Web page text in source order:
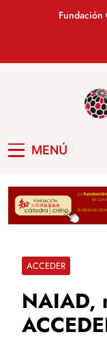
Fundación
MENÚ
ACCEDER
NAIAD,